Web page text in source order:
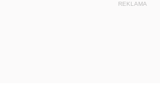
REKLAMA